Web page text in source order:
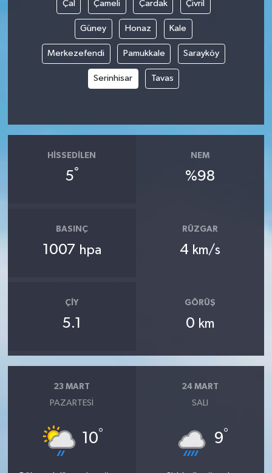
Çal Çameli Çardak Çivril
Güney Honaz Kale
Merkezefendi Pamukkale Sarayköy
Serinhisar Tavas
HISSEDILEN
5°
NEM
%98
BASINÇ
1007 hpa
RÜZGAR
4 km/s
ÇIY
5.1
GÖRÜŞ
0 km
23 MART
PAZARTESI
10°
24 MART
SALI
9°